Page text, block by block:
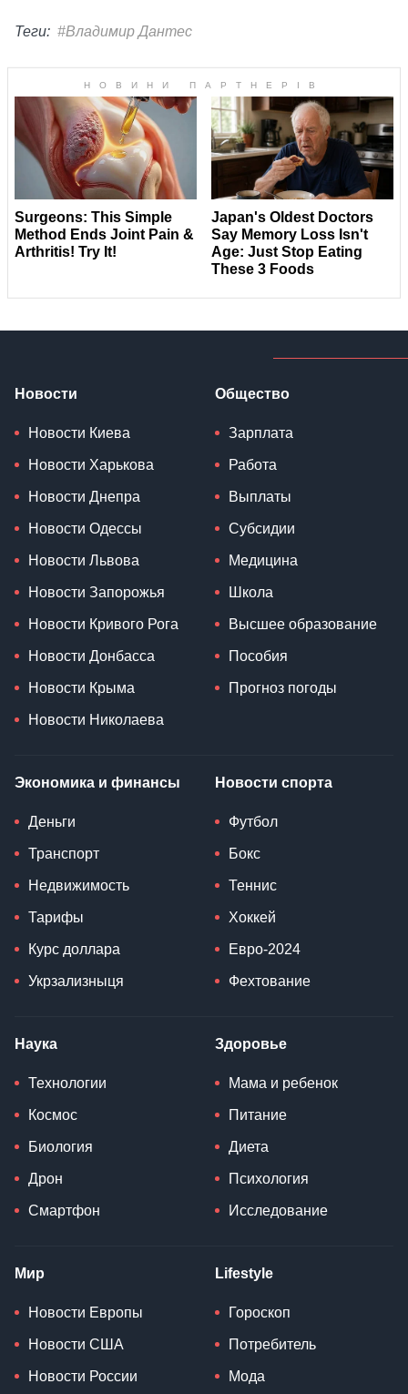
Теги: #Владимир Дантес
Новости
Новости Киева
Новости Харькова
Новости Днепра
Новости Одессы
Новости Львова
Новости Запорожья
Новости Кривого Рога
Новости Донбасса
Новости Крыма
Новости Николаева
Общество
Зарплата
Работа
Выплаты
Субсидии
Медицина
Школа
Высшее образование
Пособия
Прогноз погоды
Экономика и финансы
Деньги
Транспорт
Недвижимость
Тарифы
Курс доллара
Укрзализныця
Новости спорта
Футбол
Бокс
Теннис
Хоккей
Евро-2024
Фехтование
Наука
Технологии
Космос
Биология
Дрон
Смартфон
Здоровье
Мама и ребенок
Питание
Диета
Психология
Исследование
Мир
Новости Европы
Новости США
Новости России
Lifestyle
Гороскоп
Потребитель
Мода